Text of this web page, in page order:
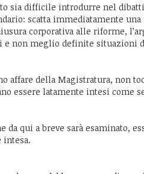
sia difficile introdurre nel
scatta immediatamente una
corporativa alle riforme,
e non meglio definite situazioni
affare della Magistratura, non
essere latamente intesi come
da qui a breve sarà esaminato,
intesa.